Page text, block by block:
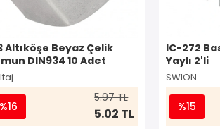
Altıköşe Beyaz Çelik
DIN934 10 Adet
%16
5.97 TL
5.02 TL
IC-272
Yaylı 2'li
SWION
%15